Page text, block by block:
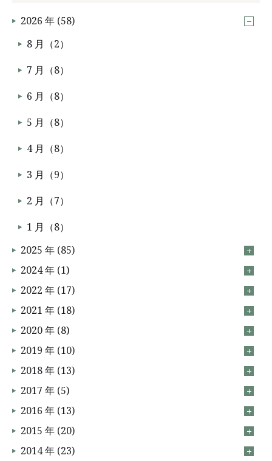
2026 年 (58)
8 月（2）
7 月（8）
6 月（8）
5 月（8）
4 月（8）
3 月（9）
2 月（7）
1 月（8）
2025 年 (85)
2024 年 (1)
2022 年 (17)
2021 年 (18)
2020 年 (8)
2019 年 (10)
2018 年 (13)
2017 年 (5)
2016 年 (13)
2015 年 (20)
2014 年 (23)